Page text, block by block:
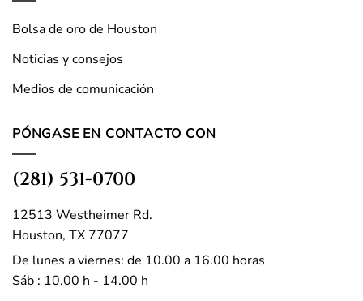
Bolsa de oro de Houston
Noticias y consejos
Medios de comunicación
PÓNGASE EN CONTACTO CON
(281) 531-0700
12513 Westheimer Rd.
Houston, TX 77077
De lunes a viernes: de 10.00 a 16.00 horas
Sáb : 10.00 h - 14.00 h